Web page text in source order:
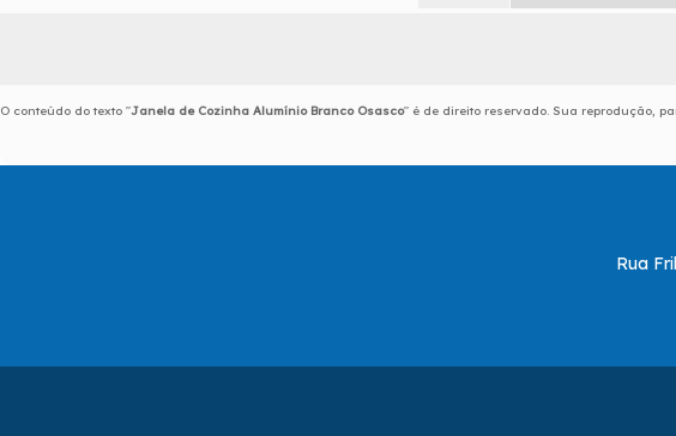
O conteúdo do texto "Janela de Cozinha Alumínio Branco Osasco" é de direito reservado. Sua reprodução,
Rua